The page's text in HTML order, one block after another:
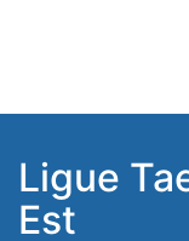
Ligue
Est